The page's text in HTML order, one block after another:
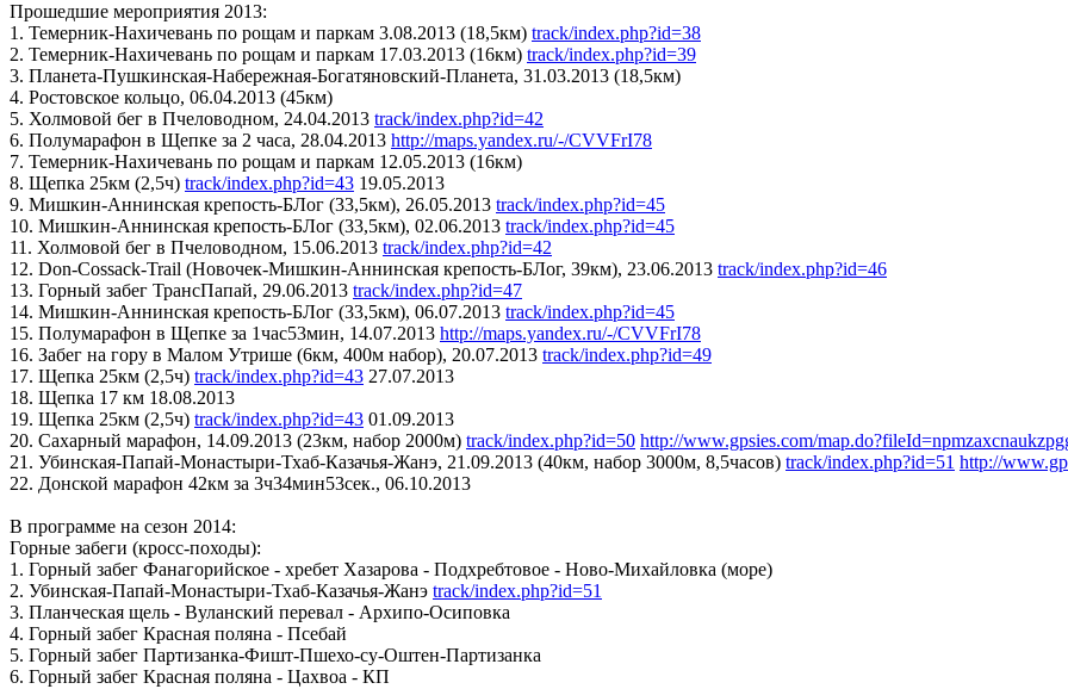
Прошедшие мероприятия 2013:
1. Темерник-Нахичевань по рощам и паркам 3.08.2013 (18,5км) track/index.php?id=38
2. Темерник-Нахичевань по рощам и паркам 17.03.2013 (16км) track/index.php?id=39
3. Планета-Пушкинская-Набережная-Богатяновский-Планета, 31.03.2013 (18,5км)
4. Ростовское кольцо, 06.04.2013 (45км)
5. Холмовой бег в Пчеловодном, 24.04.2013 track/index.php?id=42
6. Полумарафон в Щепке за 2 часа, 28.04.2013 http://maps.yandex.ru/-/CVVFrI78
7. Темерник-Нахичевань по рощам и паркам 12.05.2013 (16км)
8. Щепка 25км (2,5ч) track/index.php?id=43 19.05.2013
9. Мишкин-Аннинская крепость-БЛог (33,5км), 26.05.2013 track/index.php?id=45
10. Мишкин-Аннинская крепость-БЛог (33,5км), 02.06.2013 track/index.php?id=45
11. Холмовой бег в Пчеловодном, 15.06.2013 track/index.php?id=42
12. Don-Cossack-Trail (Новочек-Мишкин-Аннинская крепость-БЛог, 39км), 23.06.2013 track/index.php?id=46
13. Горный забег ТрансПапай, 29.06.2013 track/index.php?id=47
14. Мишкин-Аннинская крепость-БЛог (33,5км), 06.07.2013 track/index.php?id=45
15. Полумарафон в Щепке за 1час53мин, 14.07.2013 http://maps.yandex.ru/-/CVVFrI78
16. Забег на гору в Малом Утрише (6км, 400м набор), 20.07.2013 track/index.php?id=49
17. Щепка 25км (2,5ч) track/index.php?id=43 27.07.2013
18. Щепка 17 км 18.08.2013
19. Щепка 25км (2,5ч) track/index.php?id=43 01.09.2013
20. Сахарный марафон, 14.09.2013 (23км, набор 2000м) track/index.php?id=50 http://www.gpsies.com/
21. Убинская-Папай-Монастыри-Тхаб-Казачья-Жанэ, 21.09.2013 (40км, набор 3000м, 8,5часов) track/index.php?id=51 http://
22. Донской марафон 42км за 3ч34мин53сек., 06.10.2013
В программе на сезон 2014:
Горные забеги (кросс-походы):
1. Горный забег Фанагорийское - хребет Хазарова - Подхребтовое - Ново-Михайловка (море)
2. Убинская-Папай-Монастыри-Тхаб-Казачья-Жанэ track/index.php?id=51
3. Планческая щель - Вуланский перевал - Архипо-Осиповка
4. Горный забег Красная поляна - Псебай
5. Горный забег Партизанка-Фишт-Пшехо-су-Оштен-Партизанка
6. Горный забег Красная поляна - Цахвоа - КП